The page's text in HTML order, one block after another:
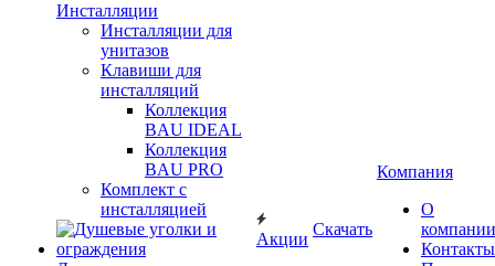
Инсталляции
Инсталляции для
унитазов
Клавиши для
инсталляций
Коллекция
BAU IDEAL
Коллекция
BAU PRO
Комплект с
инсталляцией
Акции
Скачать
Компания
О
компании
Контакты